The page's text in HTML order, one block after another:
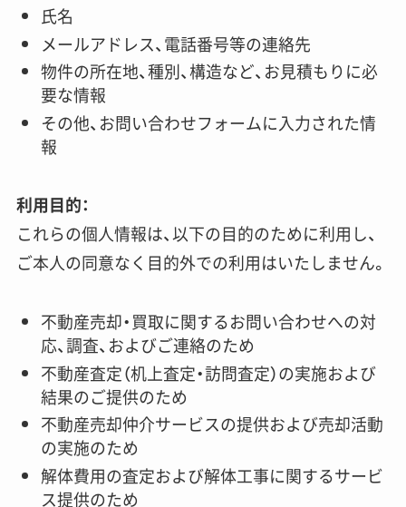
氏名
メールアドレス、電話番号等の連絡先
物件の所在地、種別、構造など、お見積もりに必
要な情報
その他、お問い合わせフォームに入力された情
報
利用目的：
これらの個人情報は、以下の目的のために利用し、
ご本人の同意なく目的外での利用はいたしません。
不動産売却・買取に関するお問い合わせへの対
応、調査、およびご連絡のため
不動産査定（机上査定・訪問査定）の実施および
結果のご提供のため
不動産売却仲介サービスの提供および売却活動
の実施のため
解体費用の査定および解体工事に関するサービ
ス提供のため